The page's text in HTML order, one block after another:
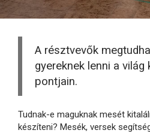
A résztvevők
gyereknek lenni a világ
pontjain.
Tudnak-e maguknak mesét
készíteni? Mesék, versek